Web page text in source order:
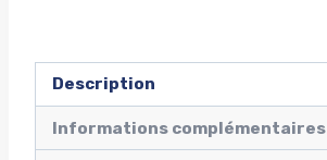
Description
Informations complémentaires